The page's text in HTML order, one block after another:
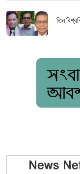
তিন